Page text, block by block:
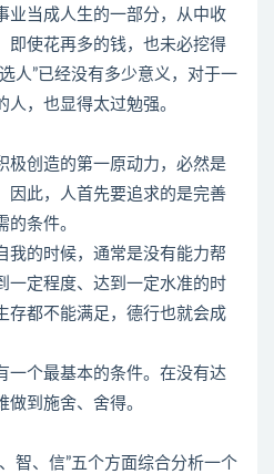
业当成人生的一部分，从中收
即使花再多的钱，也未必挖得
人”已经没有多少意义，对于一
，也显得太过勉强。
极创造的第一原动力，必然是
因此，人首先要追求的是完善
的条件。
我的时候，通常是没有能力帮
一定程度、达到一定水准的时
存都不能满足，德行也就会成
一个最基本的条件。在没有达
到施舍、舍得。
智、信”五个方面综合分析一个